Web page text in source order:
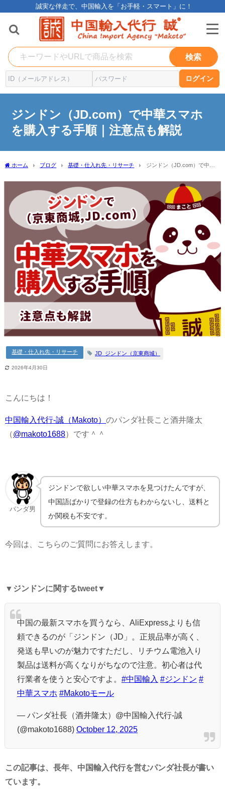
誠実な伴走で、中国輸入を「お手軽・スマート」に！
検索
ログイン
ジンドン（JD.com）で中華スマホ
を購入する手順｜注意点も解説
ホーム ブログ 基礎・仕入れ先・リサーチ
ジンドン（JD.com）で中華
基礎・仕入れ先・リサーチ JD_ジンドン（京東商城）
2026年4月30日
こんにちは！
中国輸入代行-誠（Makoto） のパンダ社長こと酒井隆太
（@makoto1688）です＾＾
パンダ男
ジンドンで欲しい中華スマホを見つけたんですが、
中国語ばかりで登録の仕方もわからないし、送料と
か関税も不安です。
今回は、こちらのご質問にお答えします。
▼ ジンドンに関するtweet▼
中国の最新スマホを買うなら、AliExpressよりも信
頼できるのが「ジンドン（JD」。正規品率が高く、
発送も早いのが魅力ですただし、リチウム電池入り
製品は送料が高くなりがちなので注意。初心者は代
行業者を使うと安心ですよ。 #中国輸入 #ジンドン #
中華スマホ #Makotoモール
— パンダ社長（酒井隆太）@中国輸入代行-誠
(@makoto1688) October 12, 2025
この記事は、長年、中国輸入代行を営むパンダ社長が書い
ています。